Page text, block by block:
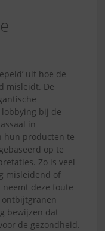
uit hoe de
misleidt. De
bij de
in
hun producten te
op te
Zo is veel
misleidend of
neemt deze foute
ontbijtgranen
bewijzen dat
de gezondheid.